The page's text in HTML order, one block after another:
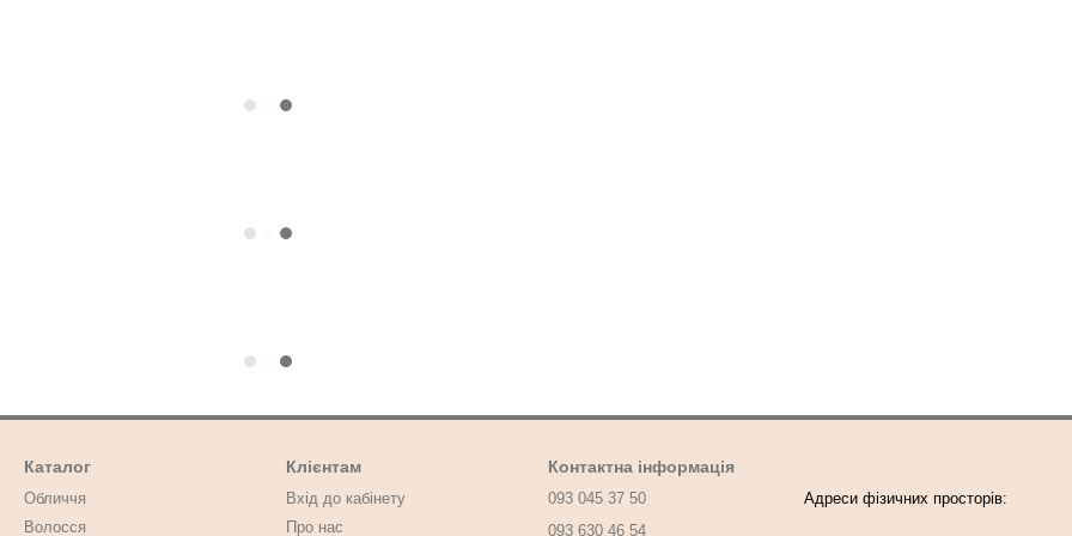
Каталог
Обличчя
Волосся
Клієнтам
Вхід до кабінету
Про нас
Контактна інформація
093 045 37 50
093 630 46 54